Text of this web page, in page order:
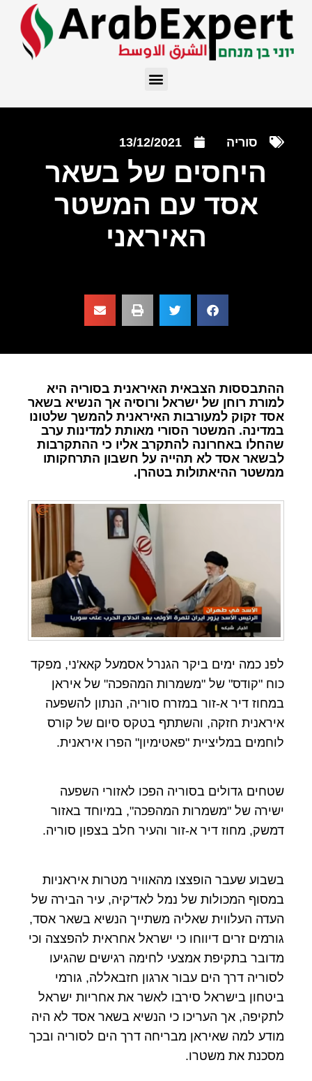
סוריה 13/12/2021
היחסים של בשאר
אסד עם המשטר
האיראני
ההתבססות הצבאית האיראנית בסוריה היא
למורת רוחן של ישראל ורוסיה אך הנשיא בשאר
אסד זקוק למעורבות האיראנית להמשך שלטונו
במדינה. המשטר הסורי מאותת למדינות ערב
שהחלו באחרונה להתקרב אליו כי ההתקרבות
לבשאר אסד לא תהייה על חשבון התרחקותו
ממשטר ההיאתולות בטהרן.
לפנ כמה ימים ביקר הגנרל אסמעל קאא'ני, מפקד
כוח "קודס" של "משמרות המהפכה" של איראן
במחוז דיר א-זור במזרח סוריה, הנתון להשפעה
איראנית חזקה, והשתתף בטקס סיום של קורס
לוחמים במליציית "פאטימיון" הפרו איראנית.
שטחים גדולים בסוריה הפכו לאזורי השפעה
ישירה של "משמרות המהפכה", במיוחד באזור
דמשק, מחוז דיר א-זור והעיר חלב בצפון סוריה.
בשבוע שעבר הופצצו מהאוויר מטרות איראניות
במסוף המכולות של נמל לאד'קיה, עיר הבירה של
העדה העלווית שאליה משתייך הנשיא בשאר אסד,
גורמים זרים דיווחו כי ישראל אחראית להפצצה וכי
מדובר בתקיפת אמצעי לחימה רגישים שהגיעו
לסוריה דרך הים עבור ארגון חזבאללה, גורמי
ביטחון בישראל סירבו לאשר את אחריות ישראל
לתקיפה, אך העריכו כי הנשיא בשאר אסד לא היה
מודע למה שאיראן מבריחה דרך הים לסוריה ובכך
מסכנת את משטרו.